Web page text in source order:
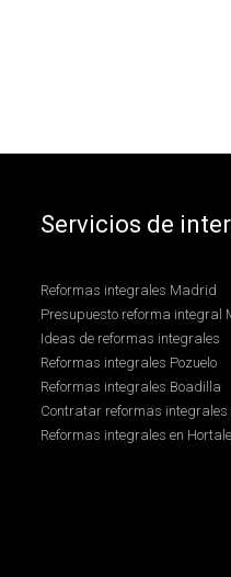
Servicios de
Reformas integrales Madrid
Presupuesto reforma integral
Ideas de reformas integrales
Reformas integrales Pozuelo
Reformas integrales Boadilla
Contratar reformas integrales
Reformas integrales en